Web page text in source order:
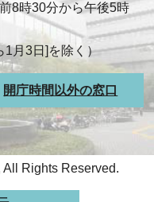
8時30分から午後5時
1月3日]を除く）
開庁時間以外の窓口
Rights Reserved.